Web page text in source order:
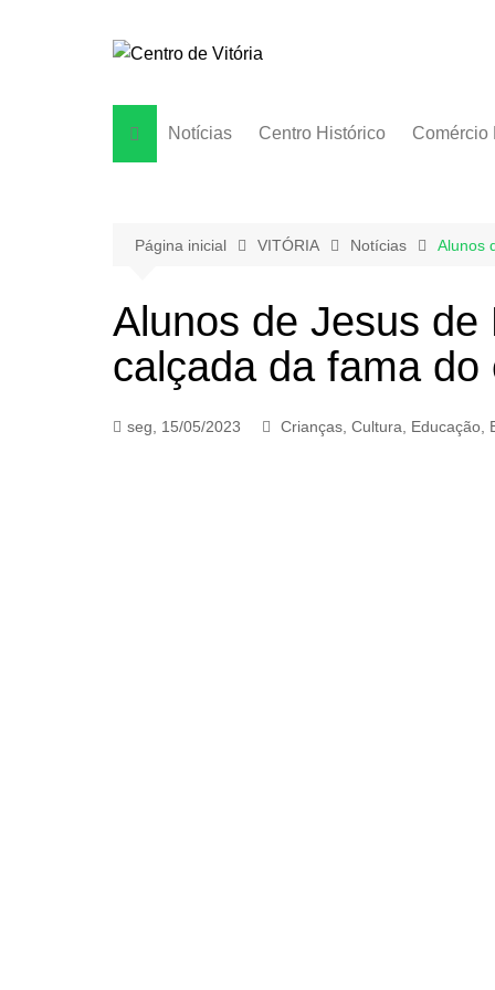
Notícias
Centro Histórico Comércio
Página inicial VITÓRIA Notícias Alunos
Alunos de Jesus
calçada da fama
seg, 15/05/2023 Crianças Cultura Educação